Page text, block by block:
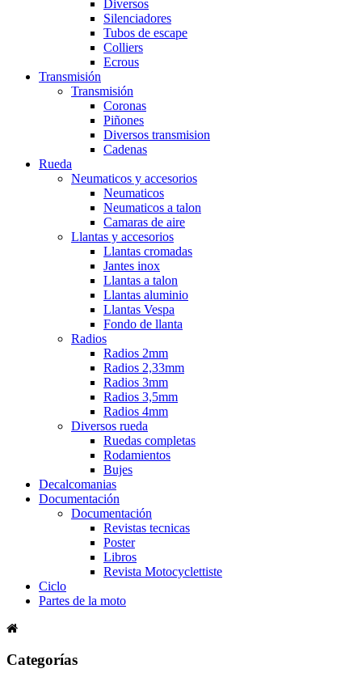
Diversos
Silenciadores
Tubos de escape
Colliers
Ecrous
Transmisión
Transmisión
Coronas
Piñones
Diversos transmision
Cadenas
Rueda
Neumaticos y accesorios
Neumaticos
Neumaticos a talon
Camaras de aire
Llantas y accesorios
Llantas cromadas
Jantes inox
Llantas a talon
Llantas aluminio
Llantas Vespa
Fondo de llanta
Radios
Radios 2mm
Radios 2,33mm
Radios 3mm
Radios 3,5mm
Radios 4mm
Diversos rueda
Ruedas completas
Rodamientos
Bujes
Decalcomanias
Documentación
Documentación
Revistas tecnicas
Poster
Libros
Revista Motocyclettiste
Ciclo
Partes de la moto
Categorías